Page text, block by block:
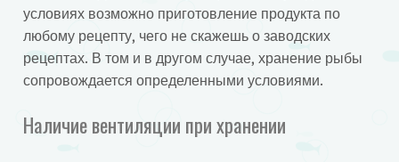
условиях возможно приготовление продукта по
любому рецепту, чего не скажешь о заводских
рецептах. В том и в другом случае, хранение рыбы
сопровождается определенными условиями.
Наличие вентиляции при хранении